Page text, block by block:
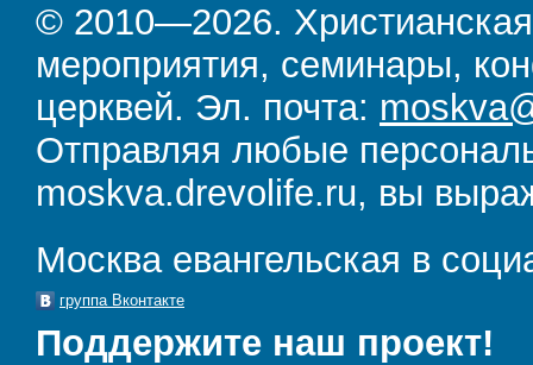
© 2010—2026.
мероприятия, семинары,
церквей. Эл. почта:
Отправляя любые
moskva.drevolife.ru, вы
Москва евангельская в
группа Вконтакте
Поддержите наш проект!